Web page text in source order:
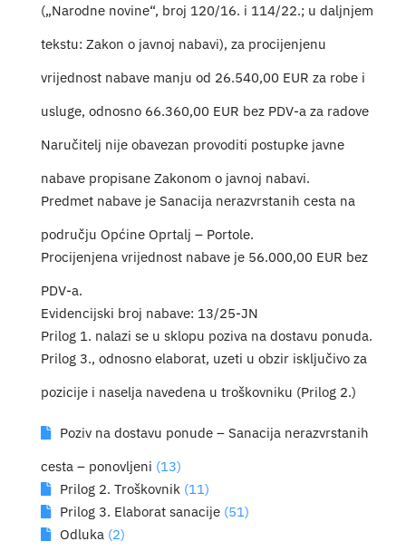
Događaji
(„Narodne novine“, broj 120/16. i 114/22.; u daljnjem
tekstu: Zakon o javnoj nabavi), za procijenjenu
vrijednost nabave manju od 26.540,00 EUR za robe i
usluge, odnosno 66.360,00 EUR bez PDV-a za radove
Naručitelj nije obavezan provoditi postupke javne
nabave propisane Zakonom o javnoj nabavi.
Predmet nabave je Sanacija nerazvrstanih cesta na
području Općine Oprtalj – Portole.
Procijenjena vrijednost nabave je 56.000,00 EUR bez
PDV-a.
Evidencijski broj nabave: 13/25-JN
Prilog 1. nalazi se u sklopu poziva na dostavu ponuda.
Prilog 3., odnosno elaborat, uzeti u obzir isključivo za
pozicije i naselja navedena u troškovniku (Prilog 2.)
Poziv na dostavu ponude – Sanacija nerazvrstanih
cesta – ponovljeni (13)
Prilog 2. Troškovnik (11)
Prilog 3. Elaborat sanacije(51)
Odluka (2)